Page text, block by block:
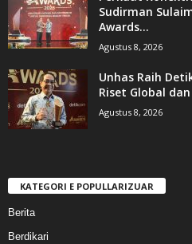
Sudirman
Awards...
Agustus 8, 2026
Unhas Raih
Riset Global
Agustus 8, 2026
KATEGORI E POPULLARIZUAR
Berita
Berdikari